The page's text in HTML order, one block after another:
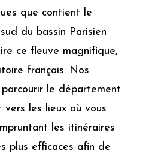
que contient le
du bassin Parisien
ce fleuve magnifique,
français. Nos
le département
les lieux où vous
les itinéraires
plus efficaces afin de